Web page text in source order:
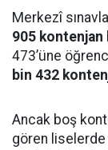
Merkezî
905 kontenjan
473’üne
bin 432
Ancak boş
gören liselerde